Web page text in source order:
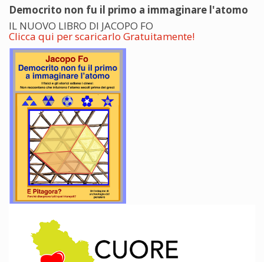
Democrito non fu il primo a immaginare l'atomo
IL NUOVO LIBRO DI JACOPO FO
Clicca qui per scaricarlo Gratuitamente!